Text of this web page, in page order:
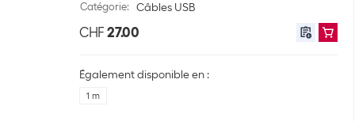
Catégorie: Câbles USB
CHF 27.00
Également disponible en :
1 m